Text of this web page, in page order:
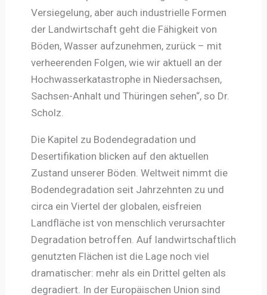
Versiegelung, aber auch industrielle Formen
der Landwirtschaft geht die Fähigkeit von
Böden, Wasser aufzunehmen, zurück – mit
verheerenden Folgen, wie wir aktuell an der
Hochwasserkatastrophe in Niedersachsen,
Sachsen-Anhalt und Thüringen sehen“, so Dr.
Scholz.
Die Kapitel zu Bodendegradation und
Desertifikation blicken auf den aktuellen
Zustand unserer Böden. Weltweit nimmt die
Bodendegradation seit Jahrzehnten zu und
circa ein Viertel der globalen, eisfreien
Landfläche ist von menschlich verursachter
Degradation betroffen. Auf landwirtschaftlich
genutzten Flächen ist die Lage noch viel
dramatischer: mehr als ein Drittel gelten als
degradiert. In der Europäischen Union sind